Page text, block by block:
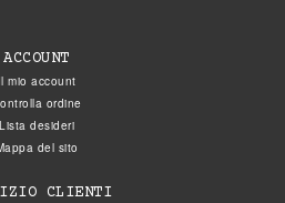
ACCOUNT
Il mio account
ordine
Lista desideri
del sito
CLIENTI